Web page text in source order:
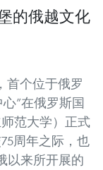
的俄越文化
首个位于俄罗
”在俄罗斯国
范大学）正式
周年之际，也
以来所开展的